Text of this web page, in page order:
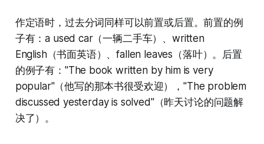
作定语时，过去分词同样可以前置或后置。前置的例
子有：a used car（一辆二手车）、written
English（书面英语）、fallen leaves（落叶）。后置
的例子有："The book written by him is very
popular"（他写的那本书很受欢迎），"The problem
discussed yesterday is solved"（昨天讨论的问题解
决了）。